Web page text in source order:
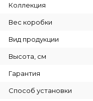
Коллекция
Вес коробки
Вид продукции
Высота, см
Гарантия
Способ установки